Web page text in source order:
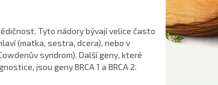
Tyto nádory bývají velice často
(matka, sestra, dcera), nebo v
syndrom). Další geny, které
jsou geny BRCA 1 a BRCA 2.